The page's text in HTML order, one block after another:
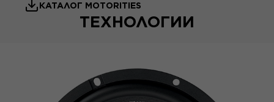
КАТАЛОГ MOTORITIES
ТЕХНОЛОГИИ